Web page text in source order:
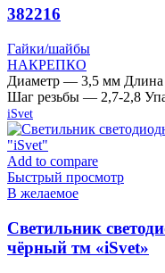
382216
Гайки/шайбы
НАКРЕПКО
Диаметр — 3,5 мм
Шаг резьбы — 2,7-2,8
iSvet
Add to compare
Быстрый просмотр
В желаемое
Cветильник
чёрный тм «iSvet»